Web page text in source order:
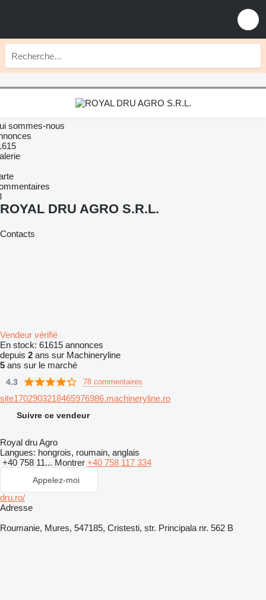
sommes-nous
ROYAL DRU AGRO S.R.L.
Contacts
Vendeur vérifié
En stock: 61615 annonces
depuis 2 ans sur Machineryline
5 ans sur le marché
4.3 78 commentaires
site1702903218465976986.machineryline.ro
Suivre ce vendeur
Royal dru Agro
Langues: hongrois, roumain, anglais
+40 758 11... Montrer +40 758 117 334
Appelez-moi
dru.ro/
Adresse
Roumanie, Mures, 547185, Cristesti, str. Principala nr. 562 B